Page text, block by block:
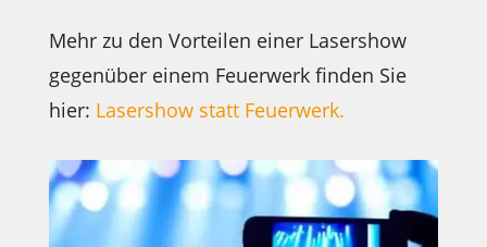
Mehr zu den Vorteilen einer Lasershow
gegenüber einem Feuerwerk finden Sie
hier: Lasershow statt Feuerwerk.